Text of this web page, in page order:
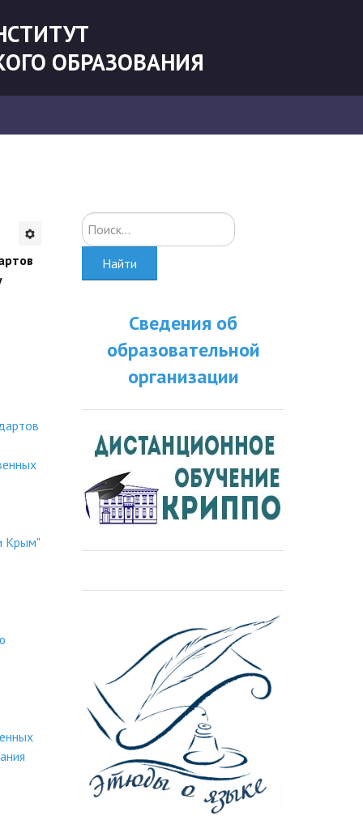
ОБРАЗОВАНИЯ
Крым"
Искать...
Найти
Сведения об
образовательной
организации